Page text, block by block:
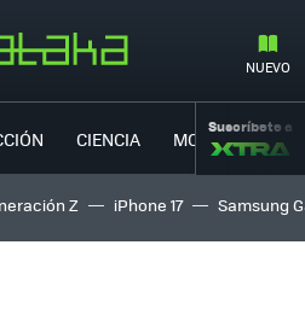
NUEVO
CIENCIA MOVILIDAD
Suscríbete a
Z iPhone 17 Samsung